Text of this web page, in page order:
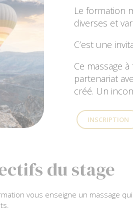
Le formation
diverses et
C’est une
Ce massage
partenariat
créé. Un
INSCRIPTION
du stage
vous enseigne un massage